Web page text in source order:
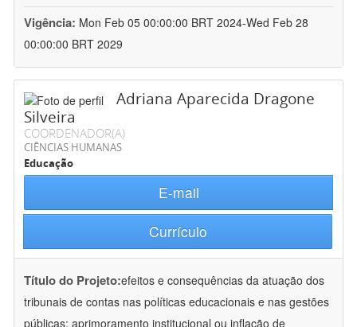
Vigência: Mon Feb 05 00:00:00 BRT 2024-Wed Feb 28
00:00:00 BRT 2029
Adriana Aparecida Dragone
Silveira
COORDENADOR(A)
CIÊNCIAS HUMANAS
Educação
E-mail
Currículo
Título do Projeto:efeitos e consequências da atuação dos
tribunais de contas nas políticas educacionais e nas gestões
públicas: aprimoramento institucional ou inflação de